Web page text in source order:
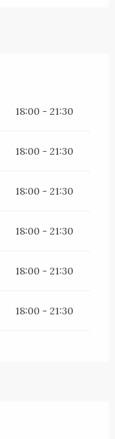
18:00 - 21:30
18:00 - 21:30
18:00 - 21:30
18:00 - 21:30
18:00 - 21:30
18:00 - 21:30